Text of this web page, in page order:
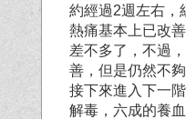
約經過2週左右，
熱痛基本上已改
差不多了，不過
善，但是仍然不夠
接下來進入下一
解毒，六成的養